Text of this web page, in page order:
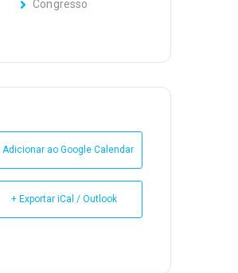
Congresso
Adicionar ao Google Calendar
+ Exportar iCal / Outlook